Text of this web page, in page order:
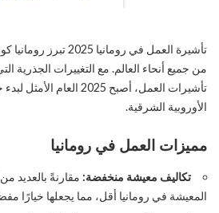
تأشيرة العمل في رومانيا
من جميع أنحاء العالم. مع التغييرات
تأشيرات العمل، أصبح 2025
الأوروبية الشرقية.
مميزات العمل في رومانيا
تكاليف معيشة منخفضة: مقارنةً بالعديد
المعيشة في رومانيا أقل، مما يجعلها خيارًا